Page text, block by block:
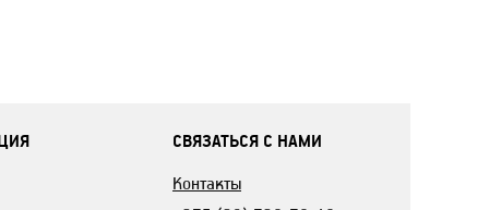
СВЯЗАТЬСЯ С НАМИ
Контакты